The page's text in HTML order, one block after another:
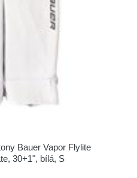
Bauer Vapor Flylite
30+1", bílá, S